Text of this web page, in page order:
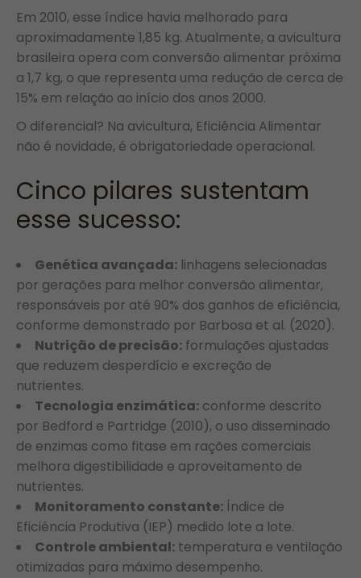
Em 2010, esse índice havia melhorado para
aproximadamente 1,85 kg. Atualmente, a avicultura
brasileira opera com conversão alimentar próxima
a 1,7 kg, o que representa uma redução de cerca de
15% em relação ao início dos anos 2000.
O diferencial? Na avicultura, Eficiência Alimentar
não é novidade, é obrigatoriedade operacional.
Cinco pilares sustentam
esse sucesso:
Genética avançada: linhagens selecionadas
por gerações para melhor conversão alimentar,
responsáveis por até 90% dos ganhos de eficiência,
conforme demonstrado por Barbosa et al. (2020).
Nutrição de precisão: formulações ajustadas
que reduzem desperdício e excreção de
nutrientes.
Tecnologia enzimática: conforme descrito
por Bedford e Partridge (2010), o uso disseminado
de enzimas como fitase em rações comerciais
melhora digestibilidade e aproveitamento de
nutrientes.
Monitoramento constante: Índice de
Eficiência Produtiva (IEP) medido lote a lote.
Controle ambiental: temperatura e ventilação
otimizadas para máximo desempenho.